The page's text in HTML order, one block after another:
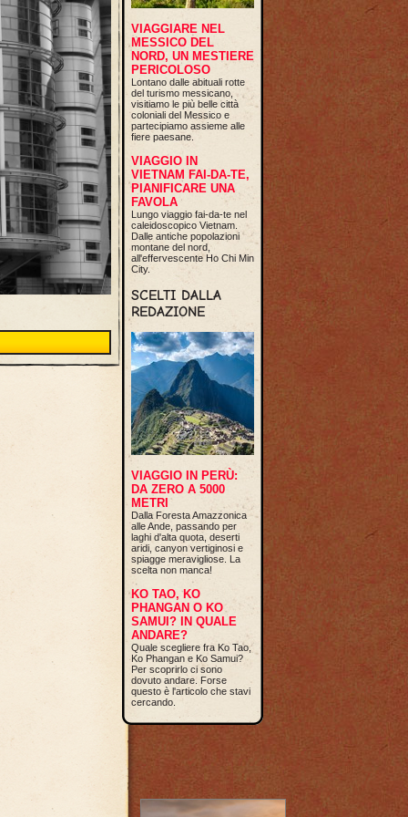
VIAGGIARE NEL
MESSICO DEL
NORD, UN MESTIERE
PERICOLOSO
Lontano dalle abituali rotte
del turismo messicano,
visitiamo le più belle città
coloniali del Messico e
partecipiamo assieme alle
fiere paesane.
VIAGGIO IN
VIETNAM FAI-DA-TE,
PIANIFICARE UNA
FAVOLA
Lungo viaggio fai-da-te nel
caleidoscopico Vietnam.
Dalle antiche popolazioni
montane del nord,
all'effervescente Ho Chi Min
City.
SCELTI DALLA
REDAZIONE
VIAGGIO IN PERÙ:
DA ZERO A 5000
METRI
Dalla Foresta Amazzonica
alle Ande, passando per
laghi d'alta quota, deserti
aridi, canyon vertiginosi e
spiagge meravigliose. La
scelta non manca!
KO TAO, KO
PHANGAN O KO
SAMUI? IN QUALE
ANDARE?
Quale scegliere fra Ko Tao,
Ko Phangan e Ko Samui?
Per scoprirlo ci sono
dovuto andare. Forse
questo è l'articolo che stavi
cercando.